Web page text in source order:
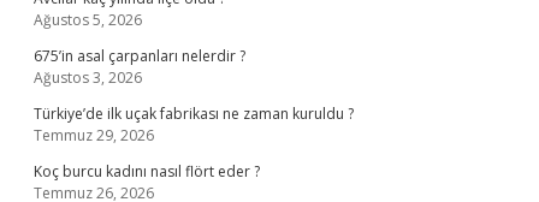
Ağustos 5, 2026
675’in asal çarpanları nelerdir ?
Ağustos 3, 2026
Türkiye’de ilk uçak fabrikası ne zaman kuruldu ?
Temmuz 29, 2026
Koç burcu kadını nasıl flört eder ?
Temmuz 26, 2026